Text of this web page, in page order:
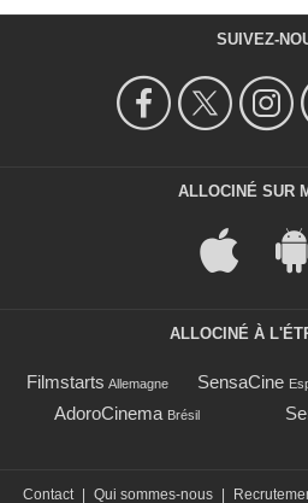
SUIVEZ-
ALLOCINÉ SUR
ALLOCINÉ À
Filmstarts Allemagne SensaCine
AdoroCinema Brésil
Contact Qui sommes-nous